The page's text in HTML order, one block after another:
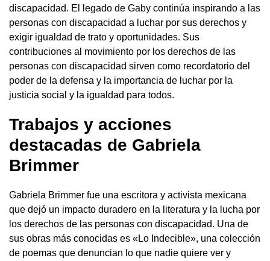
discapacidad. El legado de Gaby continúa inspirando a las
personas con discapacidad a luchar por sus derechos y
exigir igualdad de trato y oportunidades. Sus
contribuciones al movimiento por los derechos de las
personas con discapacidad sirven como recordatorio del
poder de la defensa y la importancia de luchar por la
justicia social y la igualdad para todos.
Trabajos y acciones
destacadas de Gabriela
Brimmer
Gabriela Brimmer fue una escritora y activista mexicana
que dejó un impacto duradero en la literatura y la lucha por
los derechos de las personas con discapacidad. Una de
sus obras más conocidas es «Lo Indecible», una colección
de poemas que denuncian lo que nadie quiere ver y